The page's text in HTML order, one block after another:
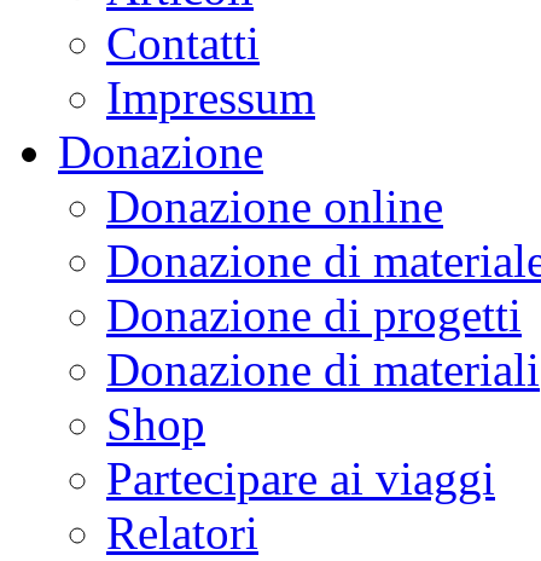
Contatti
Impressum
Donazione
Donazione online
Donazione di
Donazione di progetti
Donazione di materiali
Shop
Partecipare ai viaggi
Relatori